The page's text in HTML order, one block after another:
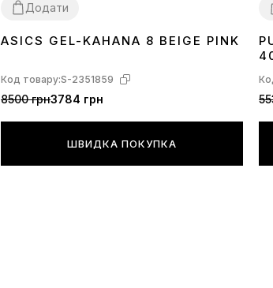
Додати
36 373839404143
ASICS GEL-KAHANA 8 BEIGE PINK
Код товару:S-2351859
8500 грн3784 грн
ШВИДКА ПОКУПКА